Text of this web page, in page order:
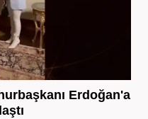
Erdoğan'a